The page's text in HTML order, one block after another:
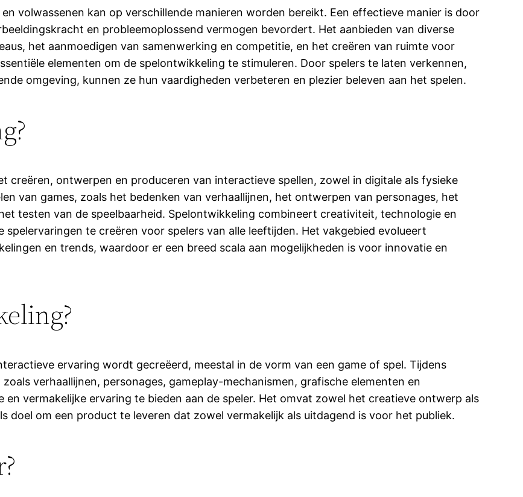
volwassenen kan op verschillende manieren worden bereikt. Een effectieve manier is door
en probleemoplossend vermogen bevordert. Het aanbieden van diverse
het aanmoedigen van samenwerking en competitie, en het creëren van ruimte voor
elementen om de spelontwikkeling te stimuleren. Door spelers te laten verkennen,
omgeving, kunnen ze hun vaardigheden verbeteren en plezier beleven aan het spelen.
creëren, ontwerpen en produceren van interactieve spellen, zowel in digitale als fysieke
van games, zoals het bedenken van verhaallijnen, het ontwerpen van personages, het
testen van de speelbaarheid. Spelontwikkeling combineert creativiteit, technologie en
spelervaringen te creëren voor spelers van alle leeftijden. Het vakgebied evolueert
en trends, waardoor er een breed scala aan mogelijkheden is voor innovatie en
ervaring wordt gecreëerd, meestal in de vorm van een game of spel. Tijdens
verhaallijnen, personages, gameplay-mechanismen, grafische elementen en
vermakelijke ervaring te bieden aan de speler. Het omvat zowel het creatieve ontwerp als
doel om een product te leveren dat zowel vermakelijk als uitdagend is voor het publiek.